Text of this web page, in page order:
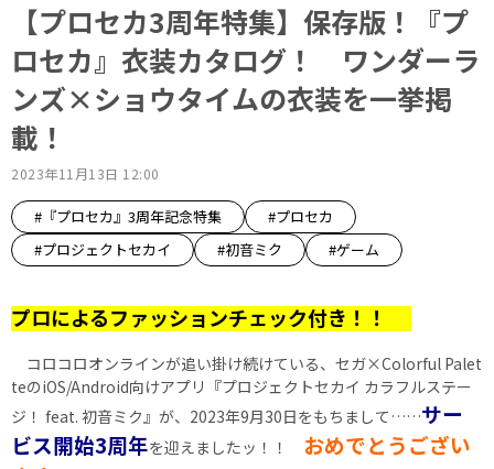
【プロセカ3周年特集】保存版！『プ
ロセカ』衣装カタログ！ ワンダーラ
ンズ×ショウタイムの衣装を一挙掲
載！
2023年11月13日 12:00
#『プロセカ』3周年記念特集
#プロセカ
#プロジェクトセカイ
#初音ミク #ゲーム
プロによるファッションチェック付き！！
コロコロオンラインが追い掛け続けている、セガ×Colorful Palet
teのiOS/Android向けアプリ『プロジェクトセカイ カラフルステー
ジ！ feat. 初音ミク』が、2023年9月30日をもちまして……サー
ビス開始3周年を迎えましたッ！！ おめでとうござい